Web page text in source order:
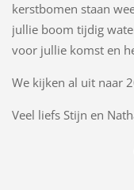
kerstbomen staan
jullie boom tijdig
voor jullie komst en
We kijken al uit naar
Veel liefs Stijn en